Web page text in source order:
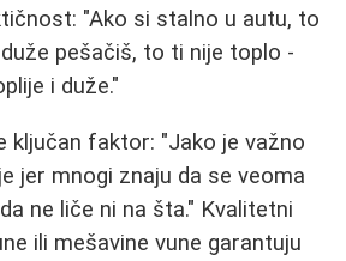
"Ako si stalno u autu, to
pešačiš, to ti nije toplo -
i duže."
ključan faktor: "Jako je važno
jer mnogi znaju da se veoma
ne liče ni na šta." Kvalitetni
ili mešavine vune garantuju